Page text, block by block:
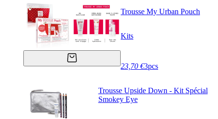
Trousse My Urban Pouch
Kits
23,70 €3pcs
Trousse Upside Down - Kit Spécial
Smokey Eye